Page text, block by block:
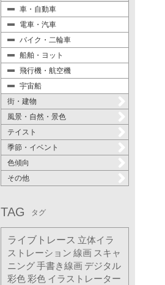
車・自動車
電車・汽車
バイク・二輪車
船舶・ヨット
飛行機・航空機
宇宙船
街・建物
風景・自然・景色
テイスト
季節・イベント
色傾向
その他
TAG タグ
ライブトレース 立体イラ
ストレーション 線画 スキャ
ニング手書き線画 デジタル
彩色彩色 イラストレーター